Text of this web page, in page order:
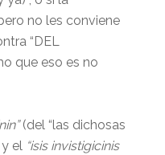
no les conviene
“DEL
que eso es no
(del “las dichosas
el “isis invistigicinis